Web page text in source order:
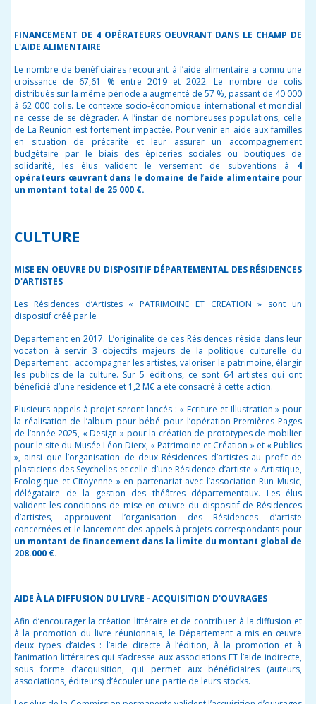
FINANCEMENT DE 4 OPÉRATEURS OEUVRANT DANS LE CHAMP DE
L'AIDE ALIMENTAIRE
Le nombre de bénéficiaires recourant à l’aide alimentaire a connu une
croissance de 67,61 % entre 2019 et 2022. Le nombre de colis
distribués sur la même période a augmenté de 57 %, passant de 40 000
à 62 000 colis. Le contexte socio-économique international et mondial
ne cesse de se dégrader. A l’instar de nombreuses populations, celle
de La Réunion est fortement impactée. Pour venir en aide aux familles
en situation de précarité et leur assurer un accompagnement
budgétaire par le biais des épiceries sociales ou boutiques de
solidarité, les élus valident le versement de subventions à 4
opérateurs œuvrant dans le domaine de l’aide alimentaire pour
un montant total de 25 000 €.
CULTURE
MISE EN OEUVRE DU DISPOSITIF DÉPARTEMENTAL DES RÉSIDENCES
D'ARTISTES
Les Résidences d’Artistes « PATRIMOINE ET CREATION » sont un
dispositif créé par le
Département en 2017. L’originalité de ces Résidences réside dans leur
vocation à servir 3 objectifs majeurs de la politique culturelle du
Département : accompagner les artistes, valoriser le patrimoine, élargir
les publics de la culture. Sur 5 éditions, ce sont 64 artistes qui ont
bénéficié d’une résidence et 1,2 M€ a été consacré à cette action.
Plusieurs appels à projet seront lancés : « Ecriture et Illustration » pour
la réalisation de l’album pour bébé pour l’opération Premières Pages
de l’année 2025, « Design » pour la création de prototypes de mobilier
pour le site du Musée Léon Dierx, « Patrimoine et Création » et « Publics
», ainsi que l’organisation de deux Résidences d’artistes au profit de
plasticiens des Seychelles et celle d’une Résidence d’artiste « Artistique,
Ecologique et Citoyenne » en partenariat avec l’association Run Music,
délégataire de la gestion des théâtres départementaux. Les élus
valident les conditions de mise en œuvre du dispositif de Résidences
d’artistes, approuvent l’organisation des Résidences d’artiste
concernées et le lancement des appels à projets correspondants pour
un montant de financement dans la limite du montant global de
208.000 €.
AIDE À LA DIFFUSION DU LIVRE - ACQUISITION D'OUVRAGES
Afin d’encourager la création littéraire et de contribuer à la diffusion et
à la promotion du livre réunionnais, le Département a mis en œuvre
deux types d’aides : l’aide directe à l’édition, à la promotion et à
l’animation littéraires qui s’adresse aux associations ET l’aide indirecte,
sous forme d’acquisition, qui permet aux bénéficiaires (auteurs,
associations, éditeurs) d’écouler une partie de leurs stocks.